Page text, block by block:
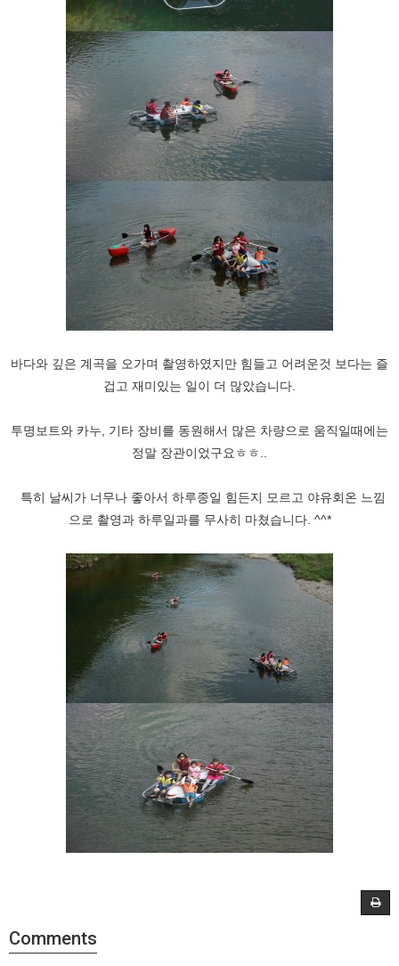
바다와 깊은 계곡을 오가며 촬영하였지만 힘들고 어려운것 보다는 즐
겁고 재미있는 일이 더 많았습니다.
투명보트와 카누, 기타 장비를 동원해서 많은 차량으로 움직일때에는
정말 장관이었구요ㅎㅎ..
특히 날씨가 너무나 좋아서 하루종일 힘든지 모르고 야유회온 느낌
으로 촬영과 하루일과를 무사히 마쳤습니다. ^^*
Comments